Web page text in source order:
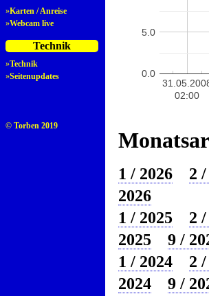
»Karten / Anreise
»Webcam live
Technik
»Technik
»Seitenupdates
© Torben 2019
02:00
0.0
5.0
1 / 2026 2
2026
1 / 2025
2
2025
9 /
1 / 2024
2
2024
9 /